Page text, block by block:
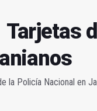
la Policía Nacional en